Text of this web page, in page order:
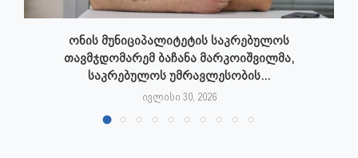
ონის მუნიციპალიტეტის საკრებულოს
თავმჯდომარემ ბაჩანა მარკოიშვილმა,
საკრებულოს უმრავლესობის...
ივლისი 30, 2026